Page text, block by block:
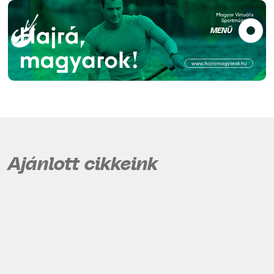
MENÜ
Ajánlott cikkeink